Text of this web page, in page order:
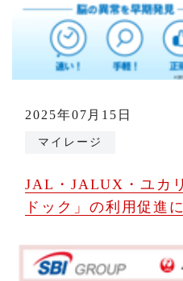
2025年07月15日
マイレージ
JAL・JALUX・ユカ
ドック」の利用促進